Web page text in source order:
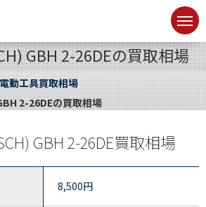
GBH 2-26DEの買取相場
電動工具買取相場
2-26DEの買取相場
GBH 2-26DE買取相場
8,500円